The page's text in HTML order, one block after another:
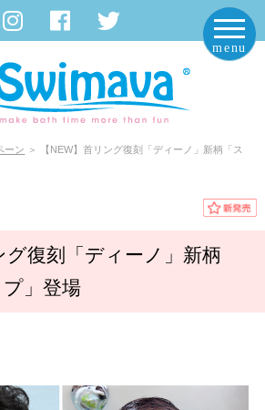
ーン ＞ 【NEW】首リング復刻「ディーノ」新柄「ス
グ復刻「ディーノ」新柄
プ」登場